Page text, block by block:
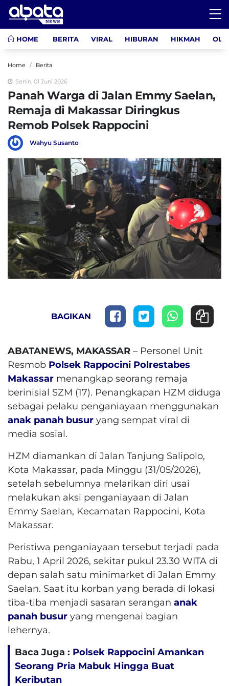
HOME BERITA VIRAL HIBURAN HIKMAH
Home Berita
Senin, 01 Juni 2026
Panah Warga di Jalan Emmy Saelan,
Remaja di Makassar Diringkus
Remob Polsek Rappocini
Wahyu Susanto
BAGIKAN
ABATANEWS, MAKASSAR – Personel Unit
Resmob Polsek Rappocini Polrestabes
Makassar menangkap seorang remaja
berinisial SZM (17). Penangkapan HZM diduga
sebagai pelaku penganiayaan menggunakan
anak panah busur yang sempat viral di
media sosial.
HZM diamankan di Jalan Tanjung Salipolo,
Kota Makassar, pada Minggu (31/05/2026),
setelah sebelumnya melarikan diri usai
melakukan aksi penganiayaan di Jalan
Emmy Saelan, Kecamatan Rappocini, Kota
Makassar.
Peristiwa penganiayaan tersebut terjadi pada
Rabu, 1 April 2026, sekitar pukul 23.30 WITA di
depan salah satu minimarket di Jalan Emmy
Saelan. Saat itu korban yang berada di lokasi
tiba-tiba menjadi sasaran serangan anak
panah busur yang mengenai bagian
lehernya.
Baca Juga : Polsek Rappocini Amankan
Seorang Pria Mabuk Hingga Buat
Keributan